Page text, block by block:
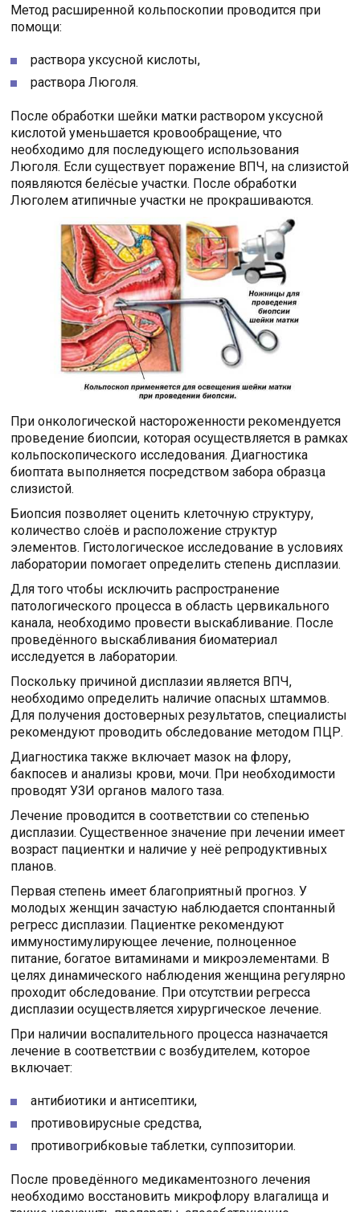
Метод расширенной кольпоскопии проводится при
помощи:
раствора уксусной кислоты,
раствора Люголя.
После обработки шейки матки раствором уксусной
кислотой уменьшается кровообращение, что
необходимо для последующего использования
Люголя. Если существует поражение ВПЧ, на слизистой
появляются белёсые участки. После обработки
Люголем атипичные участки не прокрашиваются.
При онкологической настороженности рекомендуется
проведение биопсии, которая осуществляется в рамках
кольпоскопического исследования. Диагностика
биоптата выполняется посредством забора образца
слизистой.
Биопсия позволяет оценить клеточную структуру,
количество слоёв и расположение структур
элементов. Гистологическое исследование в условиях
лаборатории помогает определить степень дисплазии.
Для того чтобы исключить распространение
патологического процесса в область цервикального
канала, необходимо провести выскабливание. После
проведённого выскабливания биоматериал
исследуется в лаборатории.
Поскольку причиной дисплазии является ВПЧ,
необходимо определить наличие опасных штаммов.
Для получения достоверных результатов, специалисты
рекомендуют проводить обследование методом ПЦР.
Диагностика также включает мазок на флору,
бакпосев и анализы крови, мочи. При необходимости
проводят УЗИ органов малого таза.
Лечение проводится в соответствии со степенью
дисплазии. Существенное значение при лечении имеет
возраст пациентки и наличие у неё репродуктивных
планов.
Первая степень имеет благоприятный прогноз. У
молодых женщин зачастую наблюдается спонтанный
регресс дисплазии. Пациентке рекомендуют
иммуностимулирующее лечение, полноценное
питание, богатое витаминами и микроэлементами. В
целях динамического наблюдения женщина регулярно
проходит обследование. При отсутствии регресса
дисплазии осуществляется хирургическое лечение.
При наличии воспалительного процесса назначается
лечение в соответствии с возбудителем, которое
включает:
антибиотики и антисептики,
противовирусные средства,
противогрибковые таблетки, суппозитории.
После проведённого медикаментозного лечения
необходимо восстановить микрофлору влагалища и